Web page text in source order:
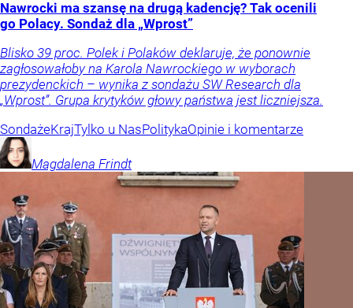
Nawrocki ma szansę na drugą kadencję? Tak ocenili
go Polacy. Sondaż dla „Wprost”
Blisko 39 proc. Polek i Polaków deklaruje, że ponownie
zagłosowałoby na Karola Nawrockiego w wyborach
prezydenckich – wynika z sondażu SW Research dla
„Wprost”. Grupa krytyków głowy państwa jest liczniejsza.
SondażeKrajTylko u NasPolitykaOpinie i komentarze
Magdalena Frindt